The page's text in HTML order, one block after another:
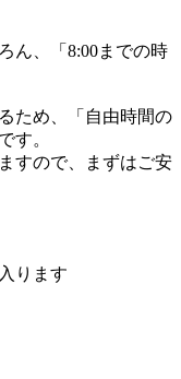
ん、「8:00までの時
ため、「自由時間の
す。
すので、まずはご安
ります